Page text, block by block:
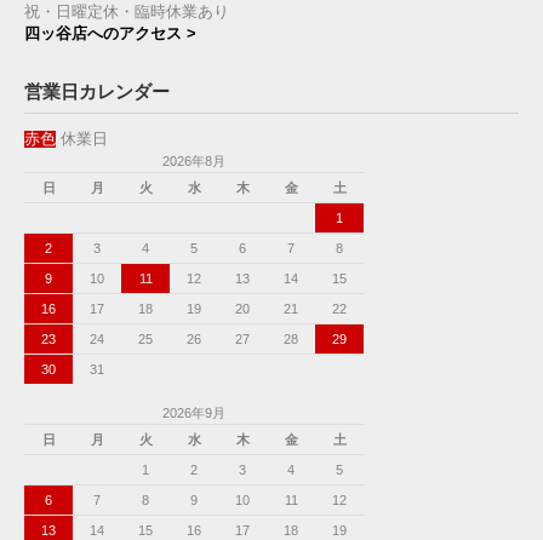
祝・日曜定休・臨時休業あり
四ッ谷店へのアクセス >
営業日カレンダー
赤色 休業日
2026年8月
日
月 火 水 木 金 土
1
2 3 4 5 6 7 8
9 10 11 12 13 14 15
16 17 18 19 20 21 22
23 24 25 26 27 28 29
30 31
2026年9月
日
月 火 水 木 金 土
1 2 3 4 5
6 7 8 9 10 11 12
13 14 15 16 17 18 19